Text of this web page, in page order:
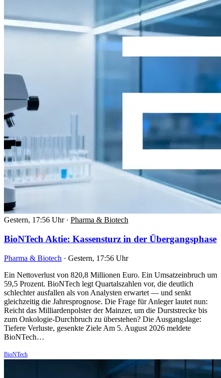
Gestern, 17:56 Uhr · Pharma & Biotech
BioNTech Aktie: Kassensturz in der Übergangsphase
Pharma & Biotech · Gestern, 17:56 Uhr
Ein Nettoverlust von 820,8 Millionen Euro. Ein Umsatzeinbruch um
59,5 Prozent. BioNTech legt Quartalszahlen vor, die deutlich
schlechter ausfallen als von Analysten erwartet — und senkt
gleichzeitig die Jahresprognose. Die Frage für Anleger lautet nun:
Reicht das Milliardenpolster der Mainzer, um die Durststrecke bis
zum Onkologie-Durchbruch zu überstehen? Die Ausgangslage:
Tiefere Verluste, gesenkte Ziele Am 5. August 2026 meldete
BioNTech…
BioNTech